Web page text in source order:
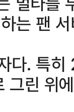
는 팬
다. 특
그린 위